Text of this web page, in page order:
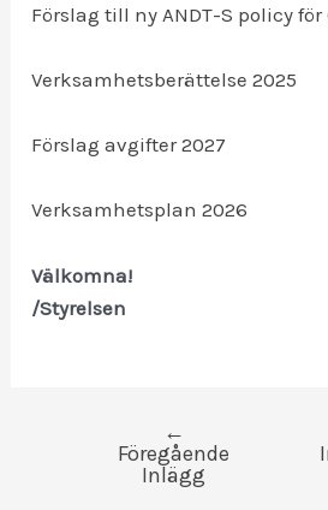
Förslag till ny ANDT-S policy för
Verksamhetsberättelse 2025
Förslag avgifter 2027
Verksamhetsplan 2026
Välkomna!
/Styrelsen
Inläggsnavigering
←
Föregående
Inlägg